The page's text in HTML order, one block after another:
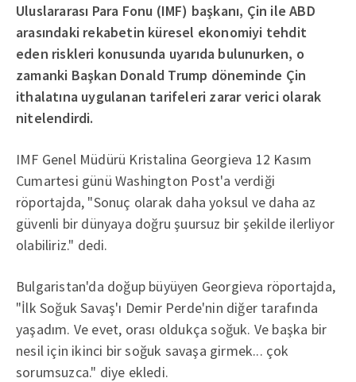
Uluslararası Para Fonu (IMF) başkanı, Çin ile ABD
arasındaki rekabetin küresel ekonomiyi tehdit
eden riskleri konusunda uyarıda bulunurken, o
zamanki Başkan Donald Trump döneminde Çin
ithalatına uygulanan tarifeleri zarar verici olarak
nitelendirdi.
IMF Genel Müdürü Kristalina Georgieva 12 Kasım
Cumartesi günü Washington Post'a verdiği
röportajda, "Sonuç olarak daha yoksul ve daha az
güvenli bir dünyaya doğru şuursuz bir şekilde ilerliyor
olabiliriz." dedi.
Bulgaristan'da doğup büyüyen Georgieva röportajda,
"İlk Soğuk Savaş'ı Demir Perde'nin diğer tarafında
yaşadım. Ve evet, orası oldukça soğuk. Ve başka bir
nesil için ikinci bir soğuk savaşa girmek... çok
sorumsuzca." diye ekledi.